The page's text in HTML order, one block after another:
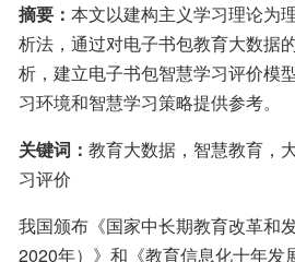
摘要： 本文以建构主义学习理论为
析法，通过对电子书包教育大数据
析，建立电子书包智慧学习评价模
习环境和智慧学习策略提供参考。
关键词： 教育大数据，智慧教育，
习评价
我国颁布《国家中长期教育改革和
2020年）》和《教育信息化十年发